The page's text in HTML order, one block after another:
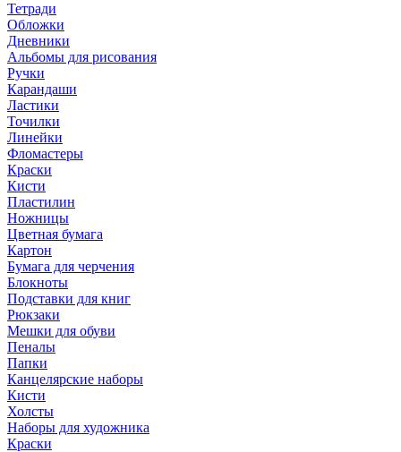
Тетради
Обложки
Дневники
Альбомы для рисования
Ручки
Карандаши
Ластики
Точилки
Линейки
Фломастеры
Краски
Кисти
Пластилин
Ножницы
Цветная бумага
Картон
Бумага для черчения
Блокноты
Подставки для книг
Рюкзаки
Мешки для обуви
Пеналы
Папки
Канцелярские наборы
Кисти
Холсты
Наборы для художника
Краски